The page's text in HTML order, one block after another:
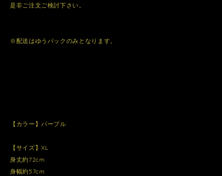
是非ご注文ご検討下さい。
※配送はゆうパックのみとなります。
【カラー】パープル
【サイズ】XL
身丈約72cm
身幅約57cm